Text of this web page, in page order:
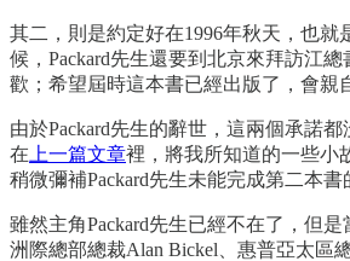
其二，則是約定好在1996年秋天，也就
候，Packard先生還要到北京來拜訪江
歡；希望屆時這本書已經出版了，會親
由於Packard先生的辭世，這兩個承諾
在 上一篇文章裡，將我所知道的一些小
稍微彌補Packard先生未能完成第二本書
雖然主角Packard先生已經不在了，但
洲際總部總裁Alan Bickel、惠普亞太區